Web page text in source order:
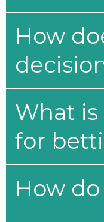
How
What
for
How